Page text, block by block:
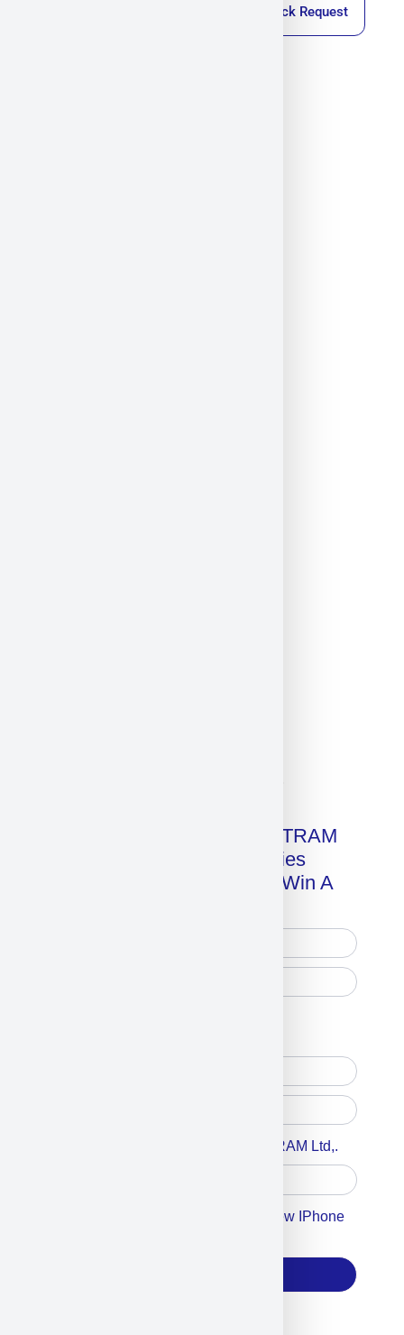
Callback Request
Get A Free Copy Of MILITRAM
Advanced Technologies
Handbook + Chance To Win A
Accept For A Content From MILITRAM Ltd,.
Accept For Our Terms To Win A New IPhone